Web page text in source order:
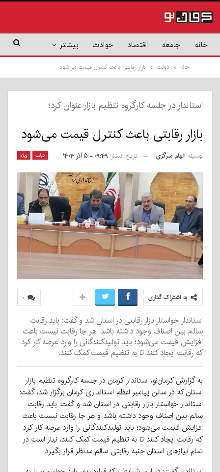
خانه جامعه اقتصاد حوادث بیشتر
خانه دولت بازار رقابتی باعث کنترل قیمت می‌شود
استاندار در جلسه کارگروه تنظیم بازار عنوان کرد؛
بازار رقابتی باعث کنترل قیمت می‌شود
دولت ویژه بوسیله الهام سرگزی تاریخ انتشار ۰۹:۴۹ - ۵ آذر ۱۴۰۳
۰ به اشتراک گذاری
استاندار خواستار بازار رقابتی در استان شد و گفت: باید رقابت
سالم بین اصناف وجود داشته باشد. هر جا رقابت نیست باعث
افزایش قیمت می‌شود؛ باید تولیدکنندگانی را وارد عرصه کار کرد
که رقابت ایجاد کنند تا به تنظیم قیمت کمک کنند.
به گزارش کرمان‌نو، استاندار کرمان در جلسه کارگروه تنظیم بازار
استان که در سالن پیامبر اعظم استانداری کرمان برگزار شد، گفت:
استاندار خواستار بازار رقابتی در استان شد و گفت: باید رقابت
سالم بین اصناف وجود داشته باشد و هر جا رقابت نیست باعث
افزایش قیمت می‌شود؛ باید تولیدکنندگانی را وارد عرصه کار کرد
که رقابت ایجاد کنند تا به تنظیم قیمت کمک کنند، نیاز است در
تمام نیازهای استان جنبه رقابتی سالم مدنظر قرار بگیرد.